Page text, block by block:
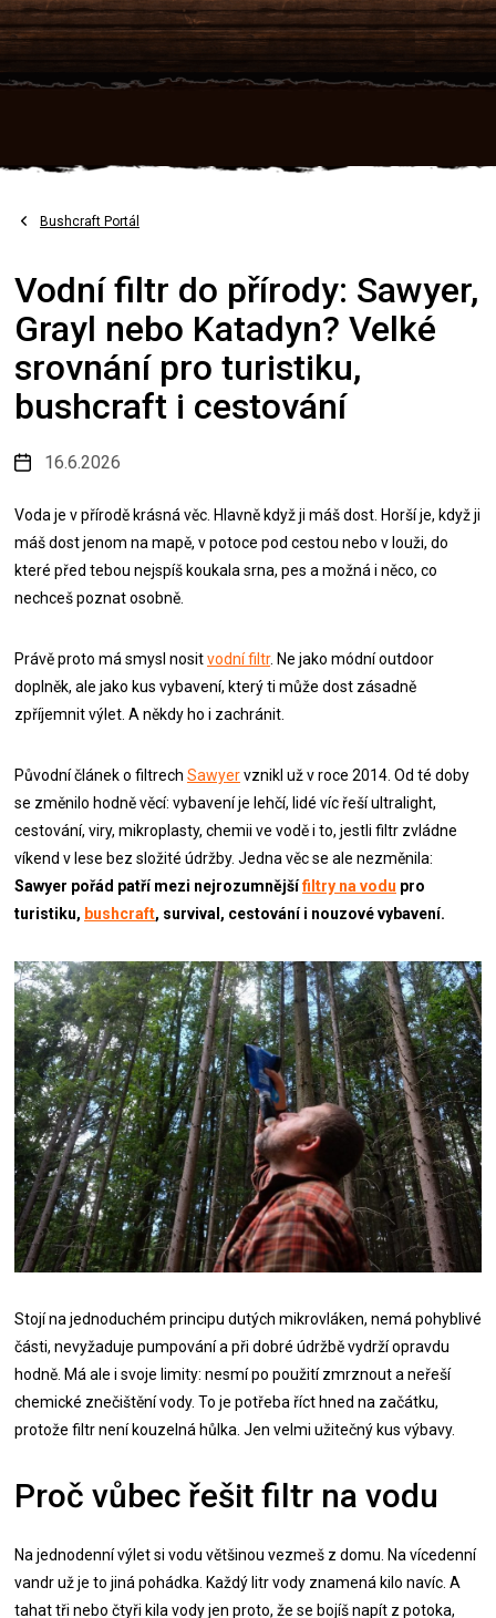
Přejít
na
obsah
Bushcraft Portál
Vodní filtr do přírody: Sawyer,
Grayl nebo Katadyn? Velké
srovnání pro turistiku,
bushcraft i cestování
16.6.2026
Voda je v přírodě krásná věc. Hlavně když ji máš dost. Horší je, když ji
máš dost jenom na mapě, v potoce pod cestou nebo v louži, do
které před tebou nejspíš koukala srna, pes a možná i něco, co
nechceš poznat osobně.
Právě proto má smysl nositvodní filtr. Ne jako módní outdoor
doplněk, ale jako kus vybavení, který ti může dost zásadně
zpříjemnit výlet. A někdy ho i zachránit.
Původní článek o filtrech Sawyervznikl už v roce 2014. Od té doby
se změnilo hodně věcí: vybavení je lehčí, lidé víc řeší ultralight,
cestování, viry, mikroplasty, chemii ve vodě i to, jestli filtr zvládne
víkend v lese bez složité údržby. Jedna věc se ale nezměnila:
Sawyer pořád patří mezi nejrozumnějšífiltry na vodu pro
turistiku, bushcraft, survival, cestování i nouzové vybavení.
Stojí na jednoduchém principu dutých mikrovláken, nemá pohyblivé
části, nevyžaduje pumpování a při dobré údržbě vydrží opravdu
hodně. Má ale i svoje limity: nesmí po použití zmrznout a neřeší
chemické znečištění vody. To je potřeba říct hned na začátku,
protože filtr není kouzelná hůlka. Jen velmi užitečný kus výbavy.
Proč vůbec řešit filtr na vodu
Na jednodenní výlet si vodu většinou vezmeš z domu. Na vícedenní
vandr už je to jiná pohádka. Každý litr vody znamená kilo navíc. A
tahat tři nebo čtyři kila vody jen proto, že se bojíš napít z potoka,